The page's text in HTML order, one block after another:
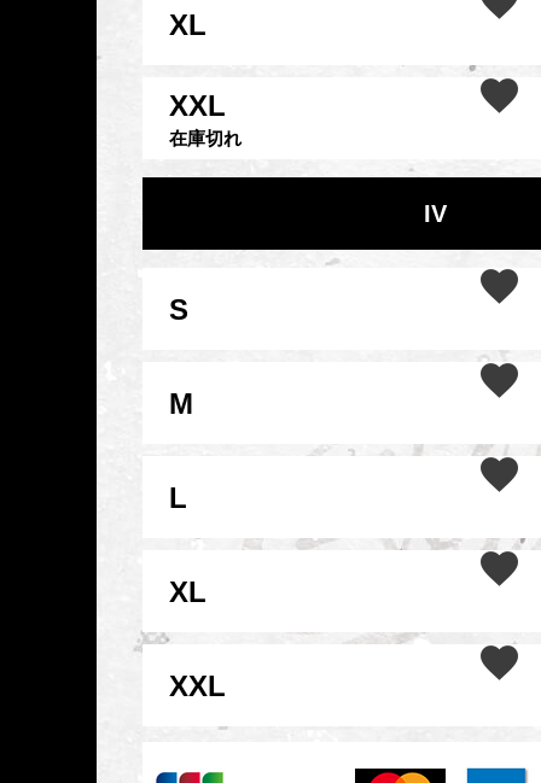
XL
XXL
在庫切れ
IV
S
M
L
XL
XXL